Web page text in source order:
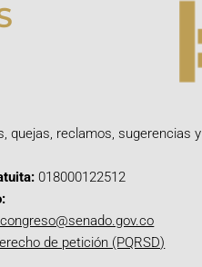
quejas, reclamos, sugerencias y
018000122512
de petición (PQRSD)